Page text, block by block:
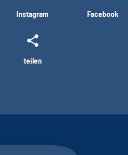
Instagram Facebook
teilen